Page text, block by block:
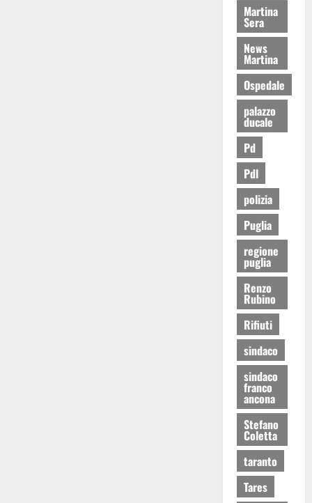
Martina
Sera
News
Martina
Ospedale
palazzo
ducale
Pd
Pdl
polizia
Puglia
regione
puglia
Renzo
Rubino
Rifiuti
sindaco
sindaco
franco
ancona
Stefano
Coletta
taranto
Tares